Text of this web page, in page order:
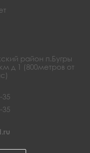
район п.Бугры
д 1 (800метров от
35
35